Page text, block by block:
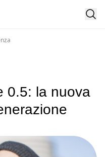
0.5: la nuova